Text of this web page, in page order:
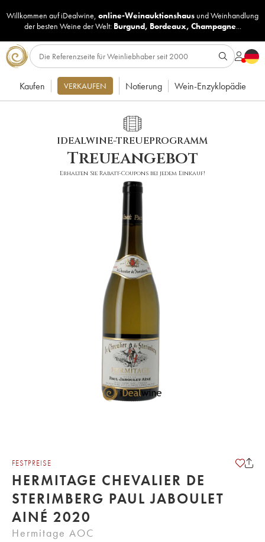
Willkommen auf iDealwine, online-Weinauktionshaus undWeinhandlung
der besten Weine der Welt: Burgund, Bordeaux, Champagne...
Kaufen VERKAUFEN Notierung Wein-Enzyklopädie
IDEALWINE-TREUEPROGRAMM
Treueangebot
Erhalten Sie Rabatt-Coupons bei jedem Einkauf!
FESTPREISE
HERMITAGE CHEVALIER DE
STERIMBERG PAUL JABOULET
AINÉ 2020
Hermitage AOC